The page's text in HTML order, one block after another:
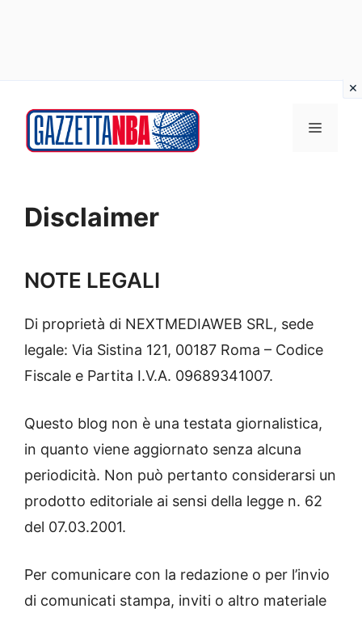
contenuto
MENU
Disclaimer
NOTE LEGALI
Di proprietà di NEXTMEDIAWEB SRL, sede
legale: Via Sistina 121, 00187 Roma – Codice
Fiscale e Partita I.V.A. 09689341007.
Questo blog non è una testata giornalistica,
in quanto viene aggiornato senza alcuna
periodicità. Non può pertanto considerarsi un
prodotto editoriale ai sensi della legge n. 62
del 07.03.2001.
Per comunicare con la redazione o per l’invio
di comunicati stampa, inviti o altro materiale